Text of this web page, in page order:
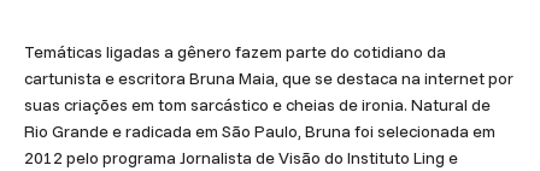
Temáticas ligadas a gênero fazem parte do cotidiano da
cartunista e escritora Bruna Maia, que se destaca na internet por
suas criações em tom sarcástico e cheias de ironia. Natural de
Rio Grande e radicada em São Paulo, Bruna foi selecionada em
2012 pelo programa Jornalista de Visão do Instituto Ling e